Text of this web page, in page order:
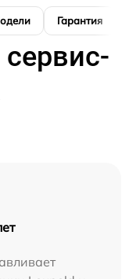
Гарантия